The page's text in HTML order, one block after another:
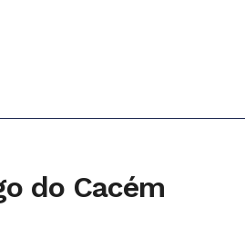
do Cacém